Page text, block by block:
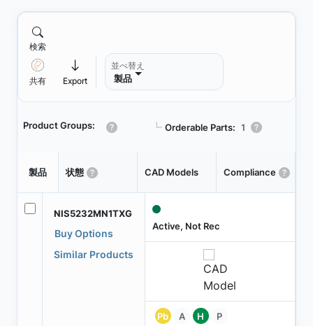
検索
共有 Export
並べ替え
製品
Product Groups: ┗ Orderable Parts: 1
製品 状態 CAD Models Compliance
NIS5232MN1TXG
Buy Options
Similar Products
Active, Not Rec
Pb A H P